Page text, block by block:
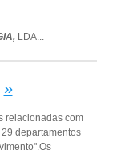
LDA...
»
relacionadas com
departamentos